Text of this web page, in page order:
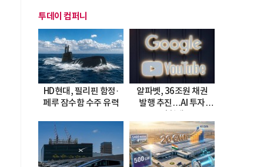
투데이 컴퍼니
HD현대, 필리핀 함정·
페루 잠수함 수주 유력
알파벳, 36조원 채권
발행 추진…AI 투자